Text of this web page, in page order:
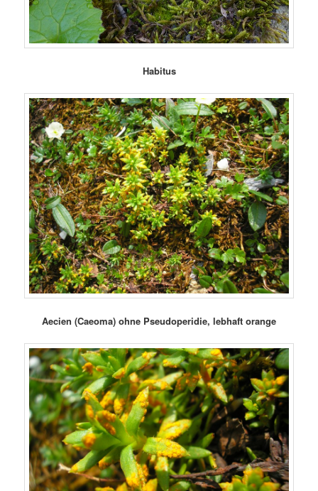
Habitus
Aecien (Caeoma) ohne Pseudoperidie, lebhaft orange